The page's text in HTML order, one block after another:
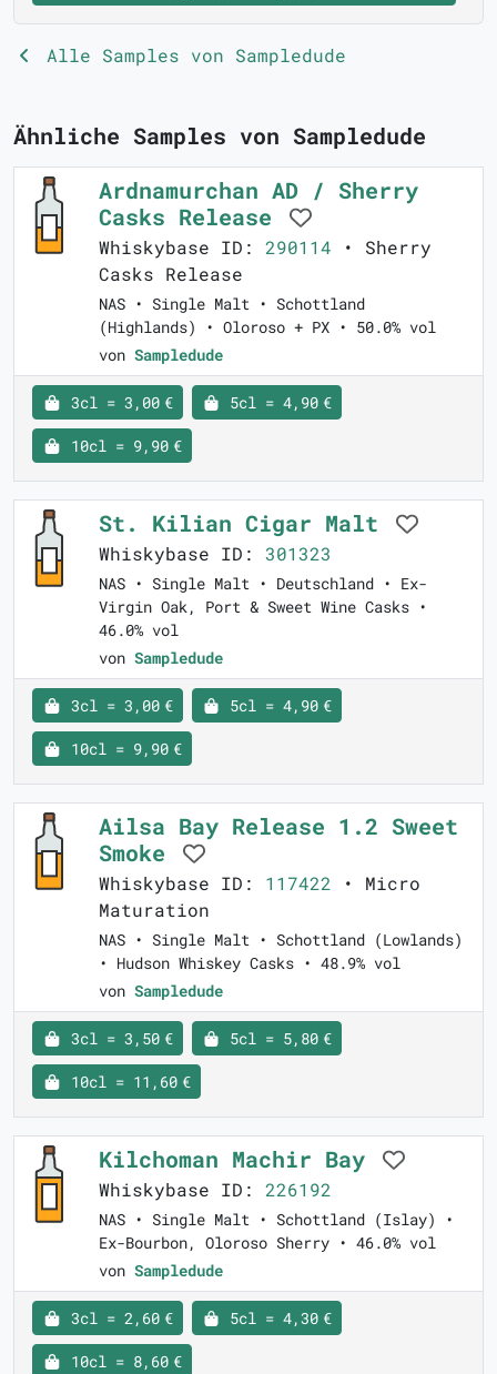
Alle Samples von Sampledude
Ähnliche Samples von Sampledude
Ardnamurchan AD / Sherry
Casks Release
Whiskybase ID: 290114 • Sherry
Casks Release
NAS • Single Malt • Schottland
(Highlands) • Oloroso + PX • 50.0% vol
von Sampledude
3cl = 3,00 € 5cl = 4,90 €
10cl = 9,90 €
St. Kilian Cigar Malt
Whiskybase ID: 301323
NAS • Single Malt • Deutschland • Ex-
Virgin Oak, Port & Sweet Wine Casks •
46.0% vol
von Sampledude
3cl = 3,00 € 5cl = 4,90 €
10cl = 9,90 €
Ailsa Bay Release 1.2 Sweet
Smoke
Whiskybase ID: 117422 • Micro
Maturation
NAS • Single Malt • Schottland (Lowlands)
• Hudson Whiskey Casks • 48.9% vol
von Sampledude
3cl = 3,50 € 5cl = 5,80 €
10cl = 11,60 €
Kilchoman Machir Bay
Whiskybase ID: 226192
NAS • Single Malt • Schottland (Islay) •
Ex-Bourbon, Oloroso Sherry • 46.0% vol
von Sampledude
3cl = 2,60 € 5cl = 4,30 €
10cl = 8,60 €